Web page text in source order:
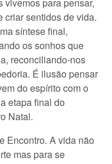
criar sentidos de vida.
síntese final,
os sonhos que
reconciliando-nos
É ilusão pensar
do espírito com o
etapa final do
Natal.
Encontro. A vida não
mas para se